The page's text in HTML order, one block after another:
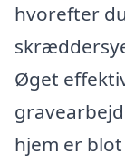
hvorefter
Øget
hjem er